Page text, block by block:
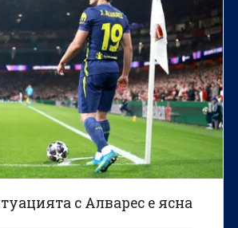
с Алварес е ясна